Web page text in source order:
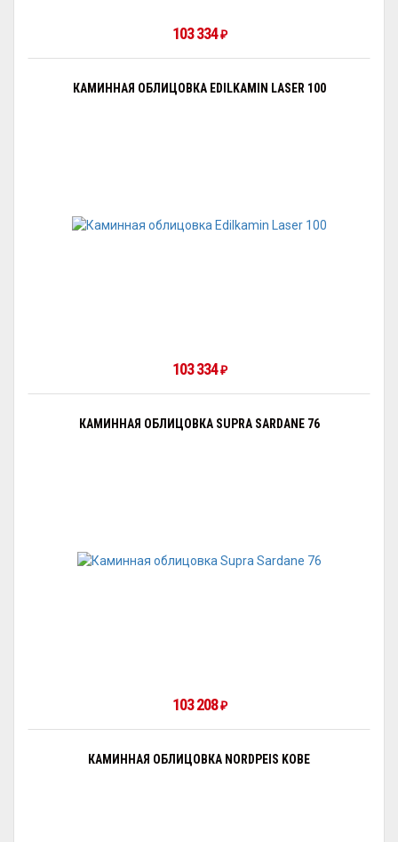
103 334₽
КАМИННАЯ ОБЛИЦОВКА EDILKAMIN LASER 100
103 334₽
КАМИННАЯ ОБЛИЦОВКА SUPRA SARDANE 76
103 208₽
КАМИННАЯ ОБЛИЦОВКА NORDPEIS KOBE